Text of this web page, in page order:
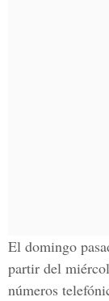
El domingo
partir del
números